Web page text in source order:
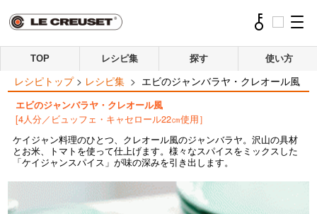
TOP レシピ集 探す 使い方
レシピトップ > レシピ集 > エビのジャンバラヤ・クレオール風
エビのジャンバラヤ・クレオール風
[4人分／ビュッフェ・キャセロール22㎝使用］
ケイジャン料理のひとつ、クレオール風のジャンバラヤ。沢山の具材
とお米、トマトを使って仕上げます。様々なスパイスをミックスした
「ケイジャンスパイス」が味の深みを引き出します。